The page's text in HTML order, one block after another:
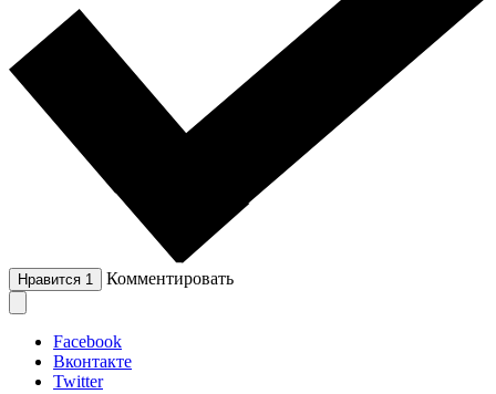
Нравится 1 Комментировать
Facebook
Вконтакте
Twitter